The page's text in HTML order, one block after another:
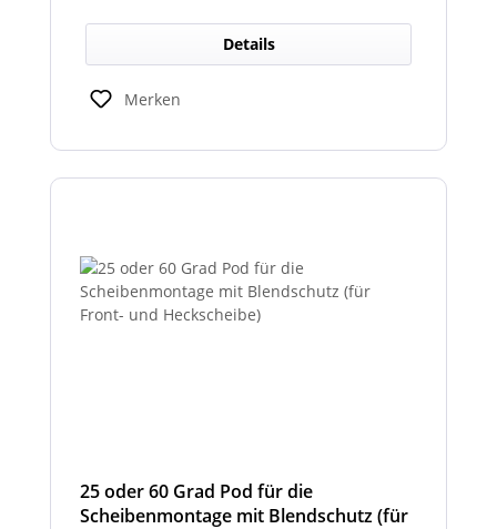
Rückfahrscheinwerfer im Geltungsbereich
der StVO zugelassen.Details
Merken
25 oder 60 Grad Pod für die
Scheibenmontage mit Blendschutz (für